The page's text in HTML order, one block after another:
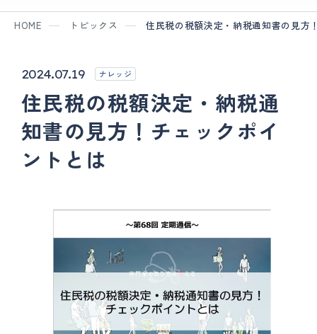
HOME トピックス 住民税の税額決定・納税通知書の見方
2024.07.19 ナレッジ
住民税の税額決定・納税通
知書の見方！チェックポイ
ントとは